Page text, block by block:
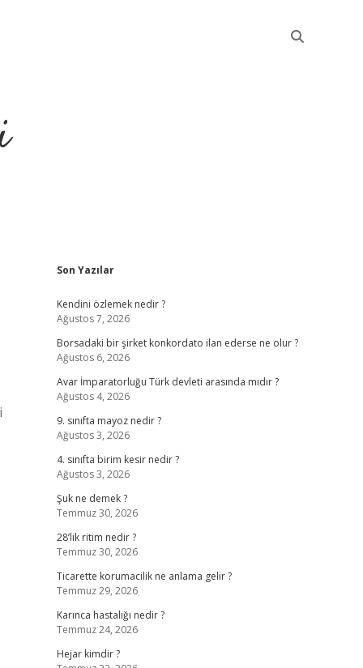
Sidebar
Son Yazılar
Kendini özlemek nedir ?
Ağustos 7, 2026
Borsadaki bir şirket konkordato ilan ederse ne olur ?
Ağustos 6, 2026
Avar İmparatorluğu Türk devleti arasında mıdır ?
Ağustos 4, 2026
9. sınıfta mayoz nedir ?
Ağustos 3, 2026
4. sınıfta birim kesir nedir ?
Ağustos 3, 2026
Şuk ne demek ?
Temmuz 30, 2026
28’lik ritim nedir ?
Temmuz 30, 2026
Ticarette korumacilik ne anlama gelir ?
Temmuz 29, 2026
Karınca hastalığı nedir ?
Temmuz 24, 2026
Hejar kimdir ?